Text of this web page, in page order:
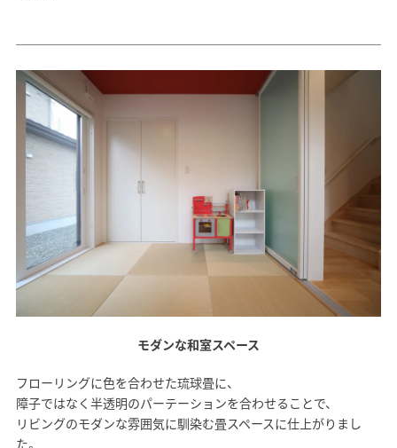
モダンな和室スペース
フローリングに色を合わせた琉球畳に、
障子ではなく半透明のパーテーションを合わせることで、
リビングのモダンな雰囲気に馴染む畳スペースに仕上がりまし
た。